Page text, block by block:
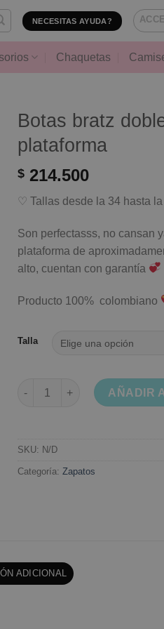
NECESITAS AYUDA?
Chaquetas
Botas bratz
plataforma
$ 214.500
♡ Tallas desde la 34 hasta la
Son perfectasss, no cansan
plataforma de
alto, cuentan con garantía
Producto 100% colombiano
Talla
Botas bratz doble plataforma
AÑADIR
SKU: N/D
Categoría: Zapatos
ADICIONAL